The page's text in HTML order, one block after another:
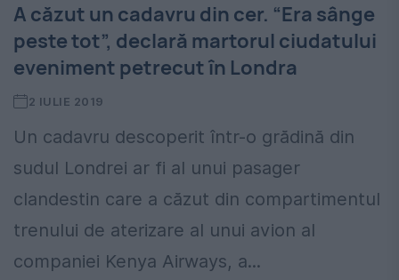
A căzut un cadavru din cer. “Era sânge
peste tot”, declară martorul ciudatului
eveniment petrecut în Londra
2 IULIE 2019
Un cadavru descoperit într-o grădină din
sudul Londrei ar fi al unui pasager
clandestin care a căzut din compartimentul
trenului de aterizare al unui avion al
companiei Kenya Airways, a...